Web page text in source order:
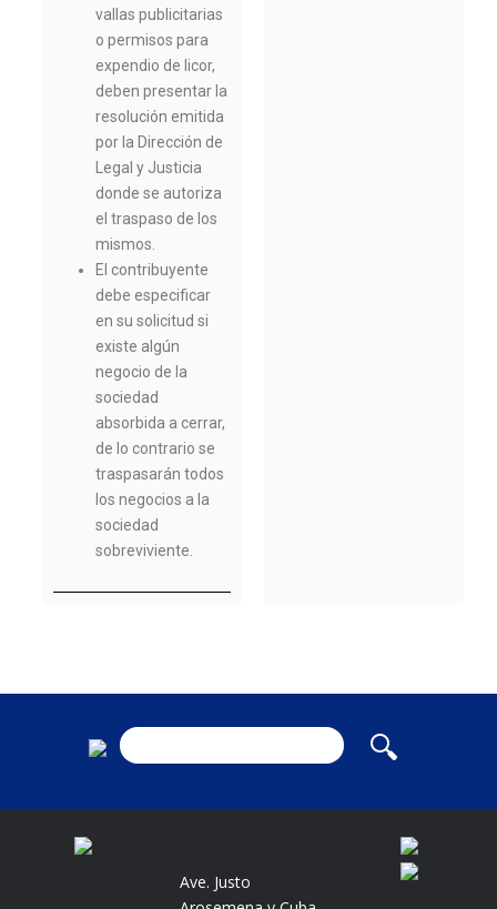
vallas publicitarias
o permisos para
expendio de licor,
deben presentar la
resolución emitida
por la Dirección de
Legal y Justicia
donde se autoriza
el traspaso de los
mismos.
El contribuyente
debe especificar
en su solicitud si
existe algún
negocio de la
sociedad
absorbida a cerrar,
de lo contrario se
traspasarán todos
los negocios a la
sociedad
sobreviviente.
Ave. Justo